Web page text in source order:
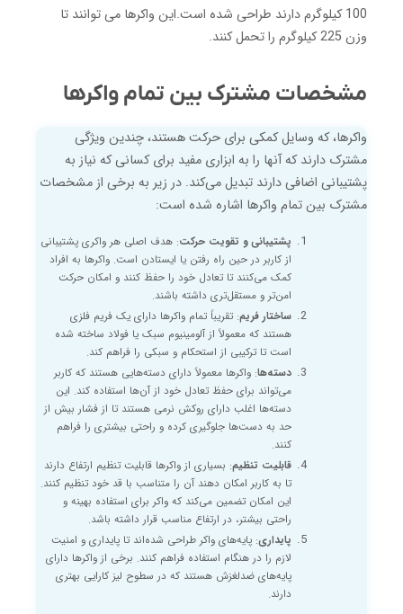
100 کیلوگرم دارند طراحی شده است.این واکرها می توانند تا
وزن 225 کیلوگرم را تحمل کنند.
مشخصات مشترک بین تمام واکرها
واکرها، که وسایل کمکی برای حرکت هستند، چندین ویژگی
مشترک دارند که آنها را به ابزاری مفید برای کسانی که نیاز به
پشتیبانی اضافی دارند تبدیل می‌کند. در زیر به برخی از مشخصات
مشترک بین تمام واکرها اشاره شده است:
پشتیبانی و تقویت حرکت: هدف اصلی هر واکری پشتیبانی
از کاربر در حین راه رفتن یا ایستادن است. واکرها به افراد
کمک می‌کنند تا تعادل خود را حفظ کنند و امکان حرکت
امن‌تر و مستقل‌تری داشته باشند.
ساختار فریم: تقریباً تمام واکرها دارای یک فریم فلزی
هستند که معمولاً از آلومینیوم سبک یا فولاد ساخته شده
است تا ترکیبی از استحکام و سبکی را فراهم کند.
دسته‌ها: واکرها معمولاً دارای دسته‌هایی هستند که کاربر
می‌تواند برای حفظ تعادل خود از آن‌ها استفاده کند. این
دسته‌ها اغلب دارای روکش نرمی هستند تا از فشار بیش از
حد به دست‌ها جلوگیری کرده و راحتی بیشتری را فراهم
کنند.
قابلیت تنظیم: بسیاری از واکرها قابلیت تنظیم ارتفاع دارند
تا به کاربر امکان دهند آن را متناسب با قد خود تنظیم کنند.
این امکان تضمین می‌کند که واکر برای استفاده بهینه و
راحتی بیشتر، در ارتفاع مناسب قرار داشته باشد.
پایداری: پایه‌های واکر طراحی شده‌اند تا پایداری و امنیت
لازم را در هنگام استفاده فراهم کنند. برخی از واکرها دارای
پایه‌های ضدلغزش هستند که در سطوح لیز کارایی بهتری
دارند.